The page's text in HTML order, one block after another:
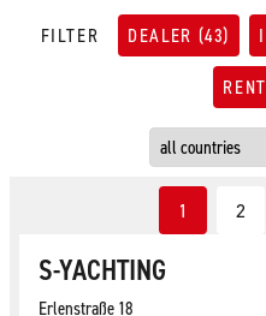
FILTER DEALER (43)
1 2
S-YACHTING
Erlenstraße 18